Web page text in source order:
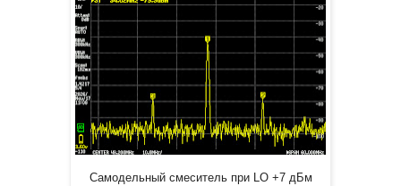
Самодельный смеситель при LO +7 дБм